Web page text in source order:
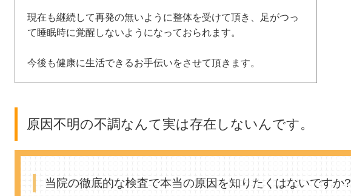
現在も継続して再発の無いように整体を受けて頂き、足がつっ
て睡眠時に覚醒しないようになっておられます。
今後も健康に生活できるお手伝いをさせて頂きます。
原因不明の不調なんて実は存在しないんです。
当院の徹底的な検査で本当の原因を知りたくはないですか?